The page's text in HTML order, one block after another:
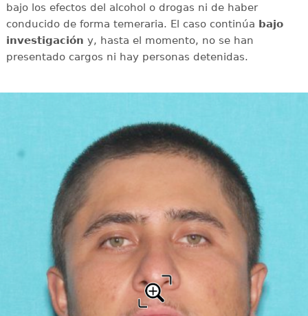
bajo los efectos del alcohol o drogas ni de haber
conducido de forma temeraria. El caso continúa bajo
investigación y, hasta el momento, no se han
presentado cargos ni hay personas detenidas.